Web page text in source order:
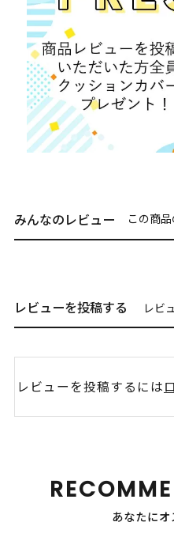
みんなのレビュー この商
レビューを投稿する レビ
レビューを投稿するには
あなたに